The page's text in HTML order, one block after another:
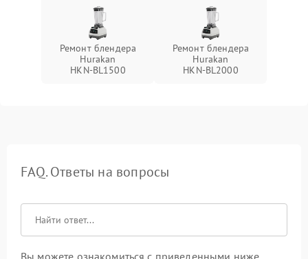
Ремонт блендера
Hurakan
HKN‑BL1500
Ремонт блендера
Hurakan
HKN‑BL2000
FAQ. Ответы на вопросы
Вы можете ознакомиться с приведенными ниже